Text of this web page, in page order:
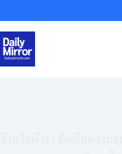
to
content